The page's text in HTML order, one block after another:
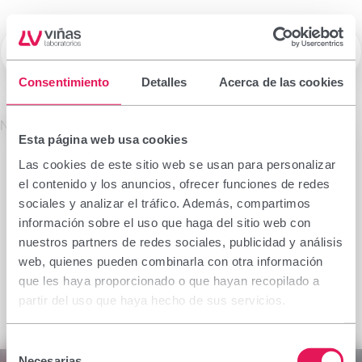
Consentimiento Detalles Acerca de las cookies
Esta página web usa cookies
Las cookies de este sitio web se usan para personalizar
el contenido y los anuncios, ofrecer funciones de redes
sociales y analizar el tráfico. Además, compartimos
información sobre el uso que haga del sitio web con
nuestros partners de redes sociales, publicidad y análisis
web, quienes pueden combinarla con otra información
que les haya proporcionado o que hayan recopilado a
partir del uso que haya hecho de sus servicios.
Laboratorios Viñas
No se encontró el producto solicitado.
Important notice
The information contained in this section is
intended only for the health professional authorised
to prescribe or dispense medicinal products for
which specialised training is required for proper
interpretation. If you do not belong to this group,
please refrain from continuing.
I declare I am a health professional with prescribing
or dispensing capacity in Spain.